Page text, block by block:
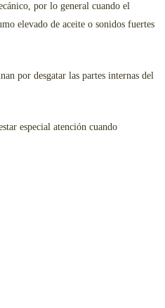
por lo general cuando el
elevado de aceite o sonidos fuertes
por desgatar las partes internas del
especial atención cuando